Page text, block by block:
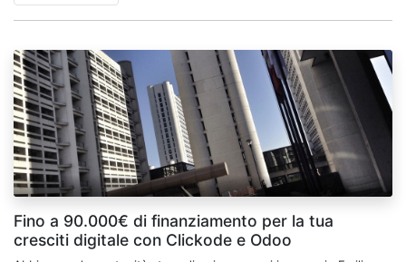
Fino a 90.000€ di finanziamento per la tua
cresciti digitale con Clickode e Odoo